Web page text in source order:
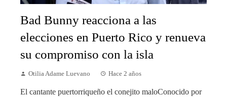
Bad Bunny reacciona a las
elecciones en Puerto Rico y renueva
su compromiso con la isla
Otilia Adame Luevano Hace 2 años
El cantante puertorriqueño el conejito maloConocido por